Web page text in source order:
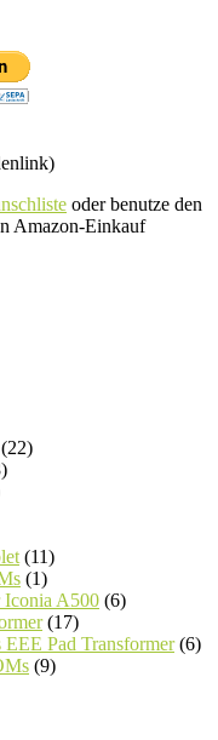
oder benutze den
Amazon-Einkauf
(22)
(11)
(1)
Iconia A500 (6)
(17)
Pad Transformer(6)
(9)